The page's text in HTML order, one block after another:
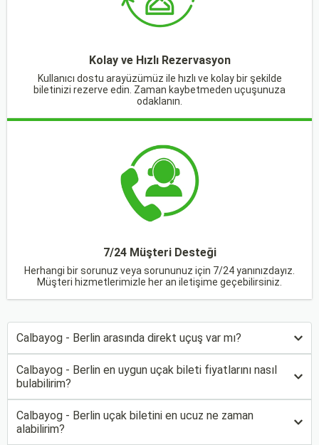
Kolay ve Hızlı Rezervasyon
Kullanıcı dostu arayüzümüz ile hızlı ve kolay bir şekilde
biletinizi rezerve edin. Zaman kaybetmeden uçuşunuza
odaklanın.
7/24 Müşteri Desteği
Herhangi bir sorunuz veya sorununuz için 7/24 yanınızdayız.
Müşteri hizmetlerimizle her an iletişime geçebilirsiniz.
Calbayog - Berlin arasında direkt uçuş var mı?
Calbayog - Berlin en uygun uçak bileti fiyatlarını nasıl
bulabilirim?
Calbayog - Berlin uçak biletini en ucuz ne zaman
alabilirim?